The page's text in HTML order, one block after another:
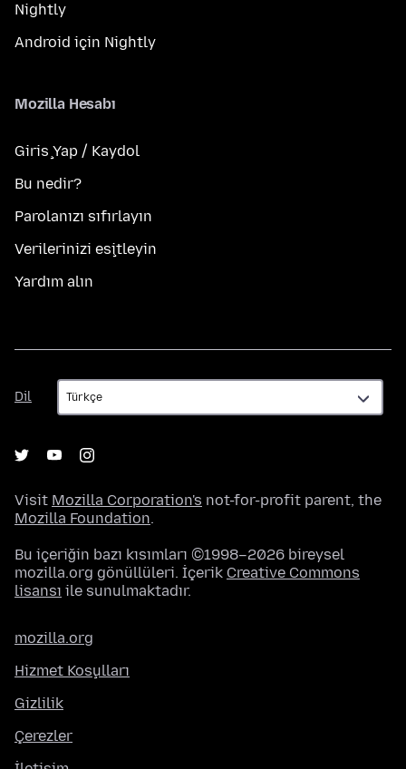
Nightly
Android için Nightly
Mozilla Hesabı
Giriş Yap / Kaydol
Bu nedir?
Parolanızı sıfırlayın
Verilerinizi eşitleyin
Yardım alın
Dil
Dil
Visit Mozilla Corporation's not-for-profit parent, the
Mozilla Foundation.
Bu içeriğin bazı kısımları ©1998–2026 bireysel
mozilla.org gönüllüleri. İçerik Creative Commons
lisansı ile sunulmaktadır.
mozilla.org
Hizmet Koşulları
Gizlilik
Çerezler